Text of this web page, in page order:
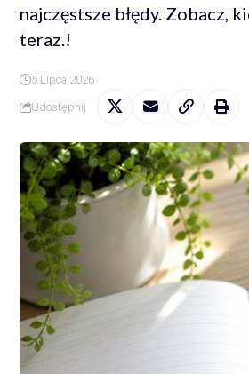
najczęstsze błędy. Zobacz,
teraz.!
5 Lipca 2026
Udostępnij